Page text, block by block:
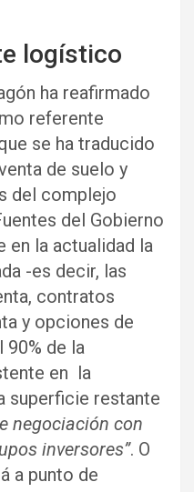
logístico
ha reafirmado
referente
se ha traducido
de suelo y
del complejo
del Gobierno
en la actualidad la
-es decir, las
contratos
y opciones de
90% de la
en la
superficie restante
negociación con
inversores”. O
a punto de